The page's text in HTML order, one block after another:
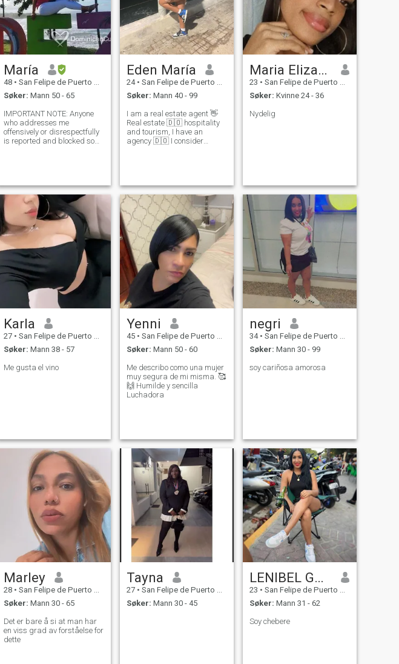
María
48 • San Felipe de Puerto Plata, Puerto Plata, Den Dominikanske R...
Søker: Mann 50 - 65
IMPORTANT NOTE: Anyone
who addresses me
offensively or disrespectfully
is reported and blocked so
looking for is fun, go to a
night club a
Eden María
24 • San Felipe de Puerto Plata, Puerto Plata, Den Dominikanske R...
Søker: Mann 40 - 99
I am a real estate agent 👋
Real estate 🇩🇴 hospitality
and tourism, I have an
agency 🇩🇴 I consider
socially proactive and
responsible 💞 I
Maria Elizabeth
23 • San Felipe de Puerto Plata, Puerto Plata, Den Dominikanske R...
Søker: Kvinne 24 - 36
Nydelig
Karla
27 • San Felipe de Puerto Plata, Puerto Plata, Den Dominikanske R...
Søker: Mann 38 - 57
Me gusta el vino
Yenni
45 • San Felipe de Puerto Plata, Puerto Plata, Den Dominikanske R...
Søker: Mann 50 - 60
Me describo como una mujer
muy segura de mi misma. 🥰
🙌 Humilde y sencilla
Luchadora
negri
34 • San Felipe de Puerto Plata, Puerto Plata, Den Dominikanske R...
Søker: Mann 30 - 99
soy cariñosa amorosa
Marley
28 • San Felipe de Puerto Plata, Puerto Plata, Den Dominikanske R...
Søker: Mann 30 - 65
Det er bare å si at man har
en viss grad av forståelse for
dette
Tayna
27 • San Felipe de Puerto Plata, Puerto Plata, Den Dominikanske R...
Søker: Mann 30 - 45
LENIBEL GARCÍA
23 • San Felipe de Puerto Plata, Puerto Plata, Den Dominikanske R...
Søker: Mann 31 - 62
Soy chebere